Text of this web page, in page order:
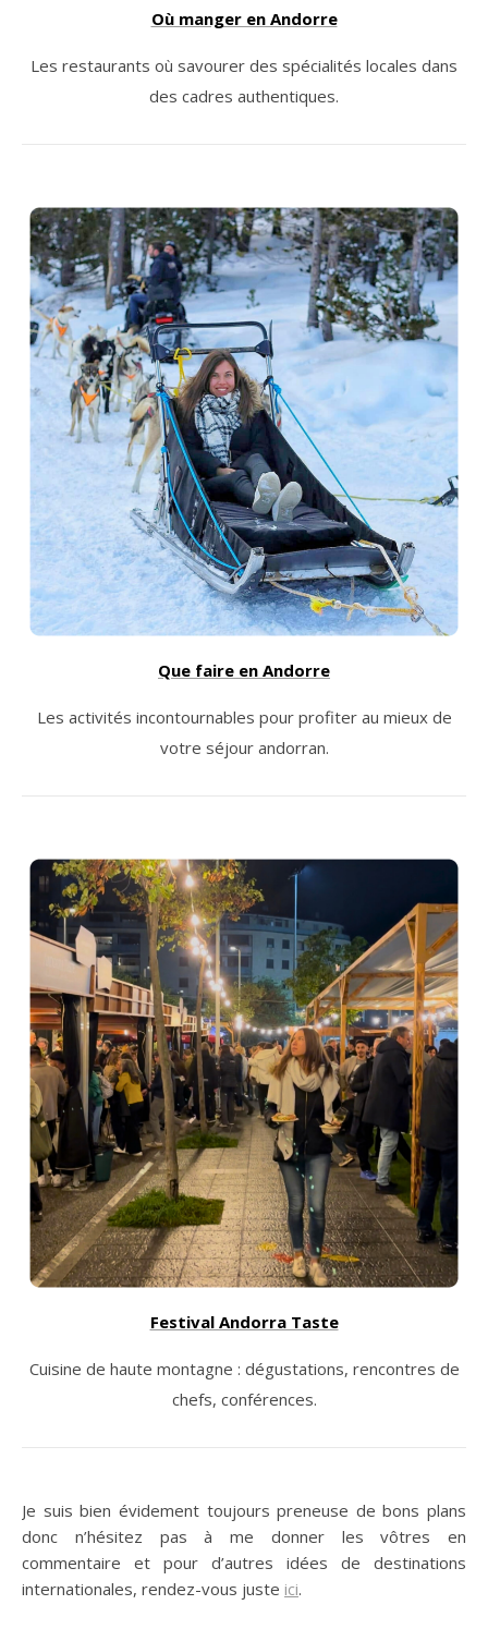
Où manger en Andorre
Les restaurants où savourer des spécialités locales dans
des cadres authentiques.
Que faire en Andorre
Les activités incontournables pour profiter au mieux de
votre séjour andorran.
Festival Andorra Taste
Cuisine de haute montagne : dégustations, rencontres de
chefs, conférences.
Je suis bien évidement toujours preneuse de bons plans
donc n’hésitez pas à me donner les vôtres en
commentaire et pour d’autres idées de destinations
internationales, rendez-vous juste ici.